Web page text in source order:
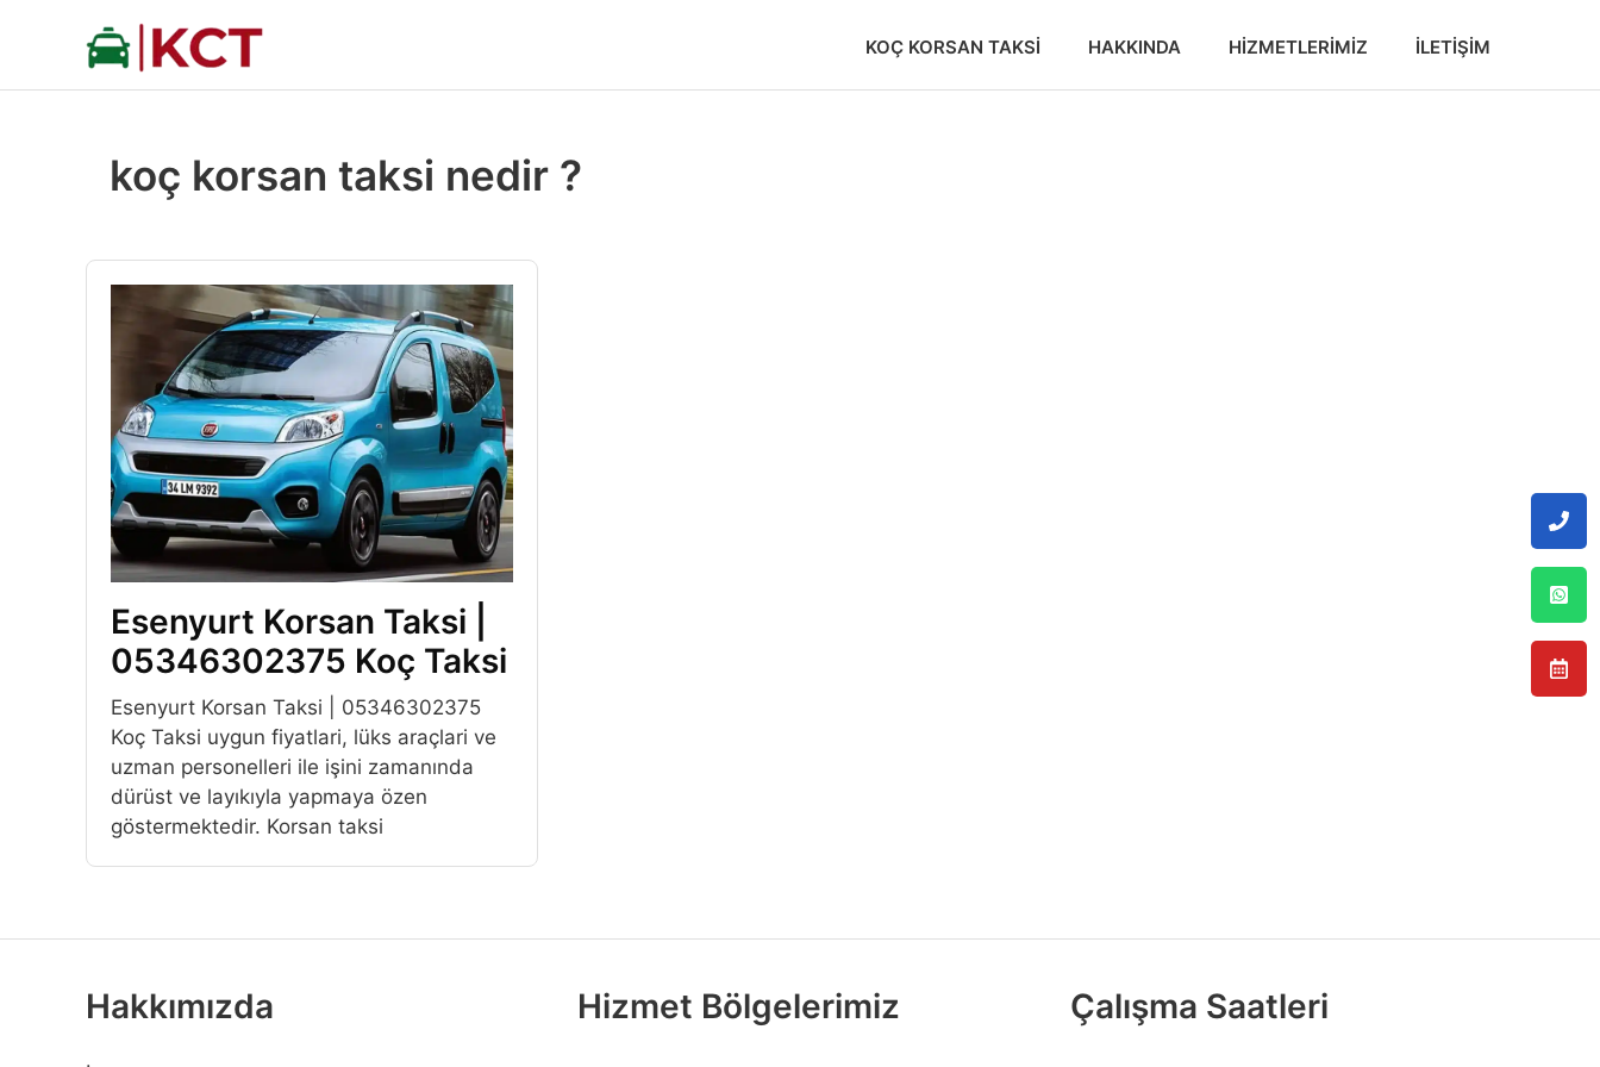
KOÇ KORSAN TAKSI HAKKINDA HIZMETLERIMIZ İLETIŞIM
koç korsan taksi nedir ?
Esenyurt Korsan Taksi |
05346302375 Koç Taksi
Esenyurt Korsan Taksi | 05346302375
Koç Taksi uygun fiyatlari, lüks araçlari ve
uzman personelleri ile işini zamanında
dürüst ve layıkıyla yapmaya özen
göstermektedir. Korsan taksi
Hakkımızda Hizmet Bölgelerimiz Çalışma Saatleri